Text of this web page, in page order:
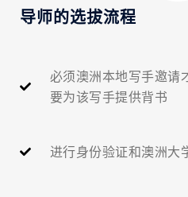
导师的选拔流程
必须澳洲本地写手邀请
要为该写手提供背书
进行身份验证和澳洲大